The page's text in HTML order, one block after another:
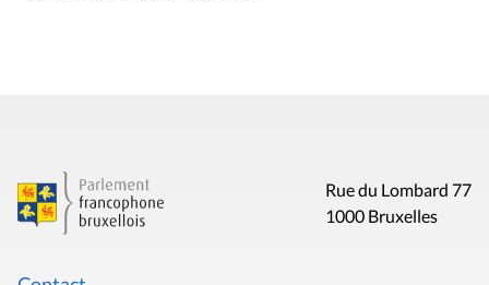
Rue du Lombard 77
1000 Bruxelles